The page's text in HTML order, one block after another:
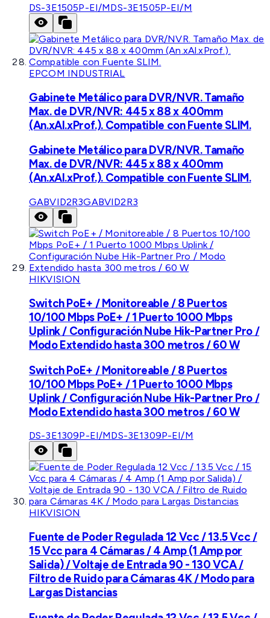
DS-3E1505P-EI/MDS-3E1505P-EI/M
EPCOM INDUSTRIAL
Gabinete Metálico para DVR/NVR. Tamaño
Max. de DVR/NVR: 445 x 88 x 400mm
(An.xAl.xProf.). Compatible con Fuente SLIM.
Gabinete Metálico para DVR/NVR. Tamaño
Max. de DVR/NVR: 445 x 88 x 400mm
(An.xAl.xProf.). Compatible con Fuente SLIM.
GABVID2R3GABVID2R3
HIKVISION
Switch PoE+ / Monitoreable / 8 Puertos
10/100 Mbps PoE+ / 1 Puerto 1000 Mbps
Uplink / Configuración Nube Hik-Partner Pro /
Modo Extendido hasta 300 metros / 60 W
Switch PoE+ / Monitoreable / 8 Puertos
10/100 Mbps PoE+ / 1 Puerto 1000 Mbps
Uplink / Configuración Nube Hik-Partner Pro /
Modo Extendido hasta 300 metros / 60 W
DS-3E1309P-EI/MDS-3E1309P-EI/M
HIKVISION
Fuente de Poder Regulada 12 Vcc / 13.5 Vcc /
15 Vcc para 4 Cámaras / 4 Amp (1 Amp por
Salida) / Voltaje de Entrada 90 - 130 VCA /
Filtro de Ruido para Cámaras 4K / Modo para
Largas Distancias